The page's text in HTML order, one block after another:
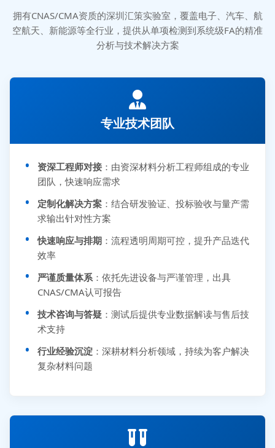
拥有CNAS/CMA资质的深圳汇策实验室，覆盖电子、汽车、航
空航天、新能源等全行业，提供从单项检测到系统级FA的精准
分析与技术解决方案
专业技术团队
资深工程师对接 ：由资深材料分析工程师组成的专业
团队，快速响应需求
定制化解决方案 ：结合研发验证、投标验收与量产需
求输出针对性方案
快速响应与排期 ：流程透明周期可控，提升产品迭代
效率
严谨质量体系 ：依托先进设备与严谨管理，出具
CNAS/CMA认可报告
技术咨询与答疑 ：测试后提供专业数据解读与售后技
术支持
行业经验沉淀 ：深耕材料分析领域，持续为客户解决
复杂材料问题